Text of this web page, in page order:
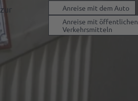
Anreise mit dem Auto
Anreise mit öffentlichen
Verkehrsmitteln